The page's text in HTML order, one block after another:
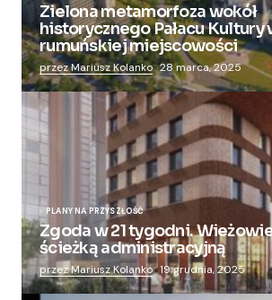
Zielona metamorfoza wokół
historycznego Pałacu Kultury
rumuńskiej miejscowości
przez Mariusz Kolanko 28 marca, 2025
PLANY NA PRZYSZŁOŚĆ
Zgoda w 21 tygodni.
ścieżką administracyjną
przez Mariusz Kolanko 19 grudnia, 2025